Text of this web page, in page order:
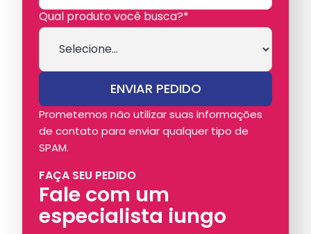
FAÇA SEU PEDIDO
Fale com um
especialista iungo
Qual produto você busca?*
Prometemos não utilizar suas informações
de contato para enviar qualquer tipo de
SPAM.